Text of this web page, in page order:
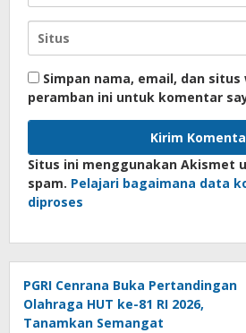
Simpan nama, email, dan situs
peramban ini untuk komentar
Situs ini menggunakan Akismet
spam. Pelajari bagaimana data
diproses
PGRI Cenrana Buka Pertandingan
Olahraga HUT ke-81 RI 2026,
Tanamkan Semangat